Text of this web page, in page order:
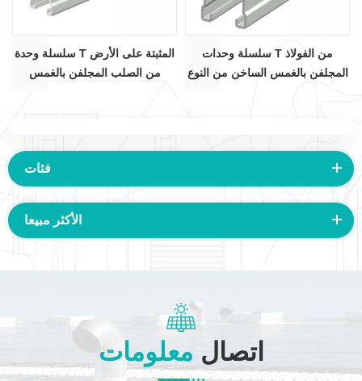
سلسلة وحدة T المثبتة على الأرض
من الصلب المجلفن بالغمس
سلسلة وحدات T من الفولاذ
المجلفن بالغمس الساخن من النوع
فئات
الأكثر مبيعا
اتصال معلومات